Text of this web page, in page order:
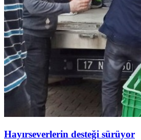
Hayırseverlerin desteği sürüyor